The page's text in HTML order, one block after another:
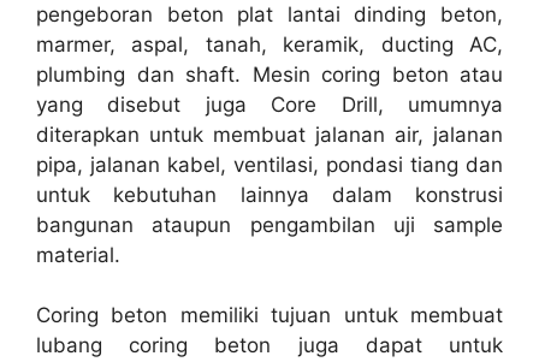
pengeboran beton plat lantai dinding beton,
marmer, aspal, tanah, keramik, ducting AC,
plumbing dan shaft. Mesin coring beton atau
yang disebut juga Core Drill, umumnya
diterapkan untuk membuat jalanan air, jalanan
pipa, jalanan kabel, ventilasi, pondasi tiang dan
untuk kebutuhan lainnya dalam konstrusi
bangunan ataupun pengambilan uji sample
material.
Coring beton memiliki tujuan untuk membuat
lubang coring beton juga dapat untuk